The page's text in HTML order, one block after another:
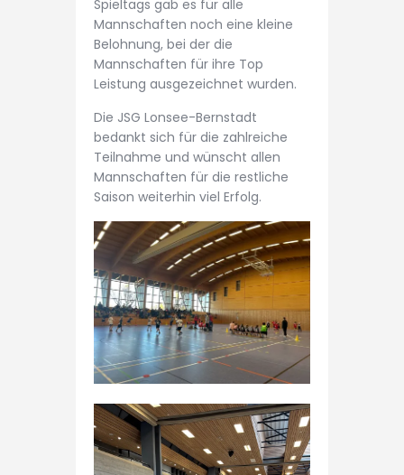
Spieltags gab es für alle
Mannschaften noch eine kleine
Belohnung, bei der die
Mannschaften für ihre Top
Leistung ausgezeichnet wurden.
Die JSG Lonsee-Bernstadt
bedankt sich für die zahlreiche
Teilnahme und wünscht allen
Mannschaften für die restliche
Saison weiterhin viel Erfolg.